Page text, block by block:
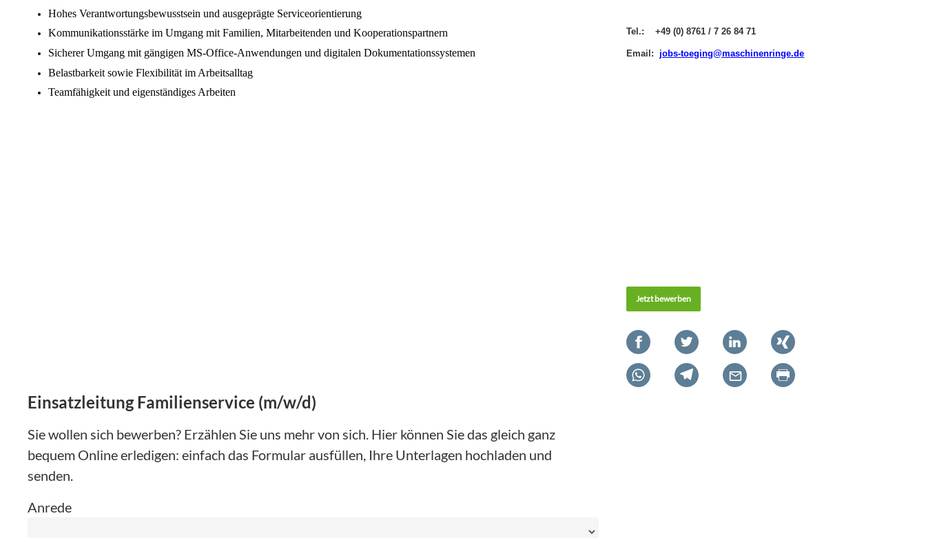
Hohes Verantwortungsbewusstsein und ausgeprägte Serviceorientierung
Kommunikationsstärke im Umgang mit Familien, Mitarbeitenden und Kooperationspartnern
Sicherer Umgang mit gängigen MS-Office-Anwendungen und digitalen Dokumentationssystemen
Belastbarkeit sowie Flexibilität im Arbeitsalltag
Teamfähigkeit und eigenständiges Arbeiten
Tel.: +49 (0) 8761 / 7 26 84 71
Email: jobs-toeging@maschinenringe.de
Jetzt bewerben
Einsatzleitung Familienservice (m/w/d)
Sie wollen sich bewerben? Erzählen Sie uns mehr von sich. Hier können Sie das gleich ganz
bequem Online erledigen: einfach das Formular ausfüllen, Ihre Unterlagen hochladen und
senden.
Anrede